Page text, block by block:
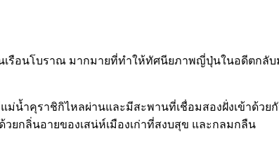
เรือนโบราณ มากมายที่ทำให้ทัศนียภาพญี่ปุ่นในอดีตกลั
ม่น้ำคุราชิกิไหลผ่านและมีสะพานที่เชื่อมสองฝั่งเข้าด้ว
ยกลิ่นอายของเสน่ห์เมืองเก่าที่สงบสุข และกลมกลืน